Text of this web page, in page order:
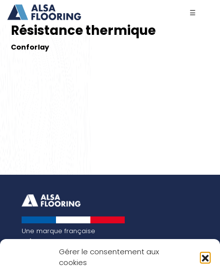
Gérer le consentement aux
cookies
☰
Résistance thermique
Conforlay
Une marque française
Qui sommes-nous
Notre histoire
Les chiffres clés